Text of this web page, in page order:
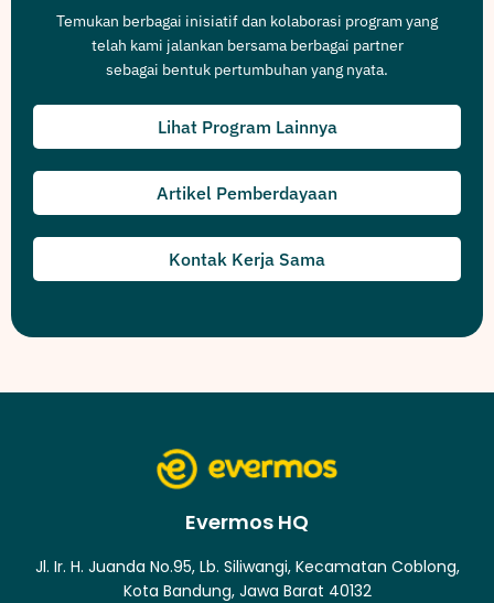
Temukan berbagai inisiatif dan kolaborasi program yang
telah kami jalankan bersama berbagai partner
sebagai bentuk pertumbuhan yang nyata.
Lihat Program Lainnya
Artikel Pemberdayaan
Kontak Kerja Sama
Evermos HQ
Jl. Ir. H. Juanda No.95, Lb. Siliwangi, Kecamatan Coblong,
Kota Bandung, Jawa Barat 40132